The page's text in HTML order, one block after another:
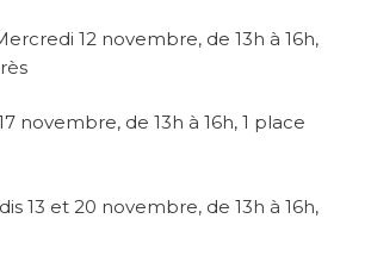
12 novembre, de 13h à 16h,
novembre, de 13h à 16h, 1 place
13 et 20 novembre, de 13h à 16h,